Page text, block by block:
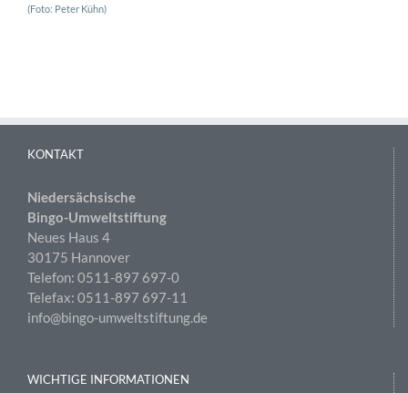
(Foto: Peter Kühn)
KONTAKT
Niedersächsische
Bingo-Umweltstiftung
Neues Haus 4
30175 Hannover
Telefon: 0511-897 697-0
Telefax: 0511-897 697-11
info@bingo-umweltstiftung.de
WICHTIGE INFORMATIONEN